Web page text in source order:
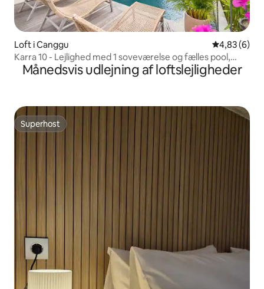
Loft i Canggu 4,83 ud af 5
4,83 (6)
Karra 10 - Lejlighed med 1 soveværelse og fælles pool,
Canggu
Månedsvis udlejning af loftslejligheder
Superhost
Superhost